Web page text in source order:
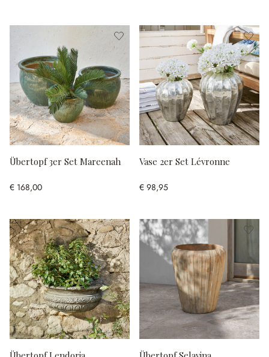
Übertopf 3er Set Mareenah
€ 168,00
Vase 2er Set Lévronne
€ 98,95